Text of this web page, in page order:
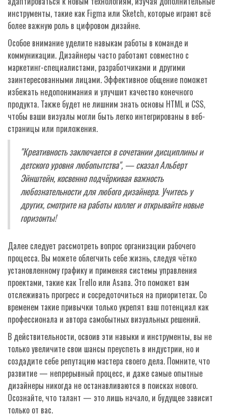
инструменты, такие как Figma или Sketch, которые играют всё
более важную роль в цифровом дизайне.
Особое внимание уделите навыкам работы в команде и
коммуникации. Дизайнеры часто работают совместно с
маркетинг-специалистами, разработчиками и другими
заинтересованными лицами. Эффективное общение поможет
избежать недопонимания и улучшит качество конечного
продукта. Также будет не лишним знать основы HTML и CSS,
чтобы ваши визуалы могли быть легко интегрированы в веб-
страницы или приложения.
"Креативность заключается в сочетании дисциплины и
детского уровня любопытства", — сказал Альберт
Эйнштейн, косвенно подчёркивая важность
любознательности для любого дизайнера. Учитесь у
других, смотрите на работы коллег и открывайте новые
горизонты!
Далее следует рассмотреть вопрос организации рабочего
процесса. Вы можете облегчить себе жизнь, следуя чётко
установленному графику и применяя системы управления
проектами, такие как Trello или Asana. Это поможет вам
отслеживать прогресс и сосредоточиться на приоритетах. Со
временем такие привычки только укрепят ваш потенциал как
профессионала и автора самобытных визуальных решений.
В действительности, освоив эти навыки и инструменты, вы не
только увеличите свои шансы преуспеть в индустрии, но и
создадите себе репутацию мастера своего дела. Помните, что
развитие — непрерывный процесс, и даже самые опытные
дизайнеры никогда не останавливаются в поисках нового.
Осознайте, что талант — это лишь начало, и будущее зависит
только от вас.